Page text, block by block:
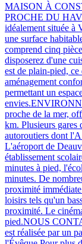
MAISON À
PROCHE DU
idéalement située à
une surface
comprend cinq
disposerez d'une
est de plain-pied,
aménagement
permettant un
proche de la mer,
km. Plusieurs gares
autoroutiers dont
L'aéroport de
établissement
minutes à pied,
minutes. De
proximité
loisirs tels qu'un
proximité. Le
pied.NOUS
est réalisée par un